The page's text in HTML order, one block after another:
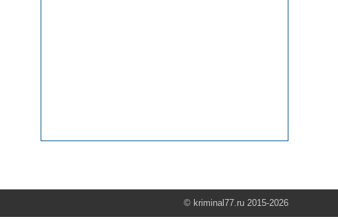
© kriminal77.ru 2015-2026